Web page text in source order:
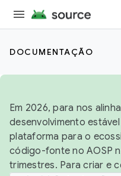
DOCUMENTAÇÃO
Em 2026, para nos
desenvolvimento
plataforma para o
código-fonte no AOSP
trimestres. Para criar e